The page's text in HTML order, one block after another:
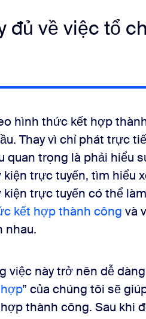
đủ về việc tổ
hình thức kết hợp
Thay vì chỉ phát trực
quan trọng là phải hiểu
trực tuyến, tìm hiểu
trực tuyến có thể
kết hợp thành công và
nhau.
việc này trở nên dễ
” của chúng tôi sẽ
thành công. Sau khi